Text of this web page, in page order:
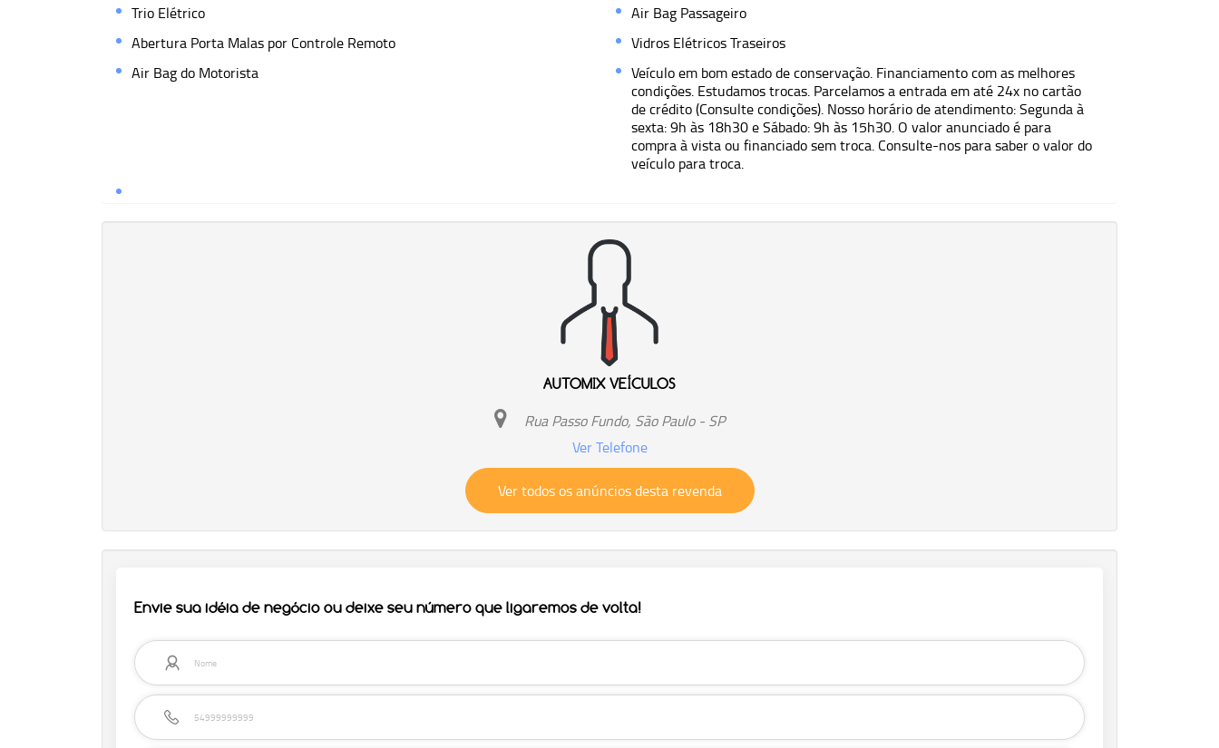
Trio Elétrico
Air Bag Passageiro
Abertura Porta Malas por Controle Remoto
Vidros Elétricos Traseiros
Air Bag do Motorista
Veículo em bom estado de conservação. Financiamento com as melhores
condições. Estudamos trocas. Parcelamos a entrada em até 24x no cartão
de crédito (Consulte condições). Nosso horário de atendimento: Segunda à
sexta: 9h às 18h30 e Sábado: 9h às 15h30. O valor anunciado é para
compra à vista ou financiado sem troca. Consulte-nos para saber o valor do
veículo para troca.
AUTOMIX VEÍCULOS
Rua Passo Fundo, São Paulo - SP
Ver Telefone
Ver todos os anúncios desta revenda
Envie sua idéia de negócio ou deixe seu número que ligaremos de volta!